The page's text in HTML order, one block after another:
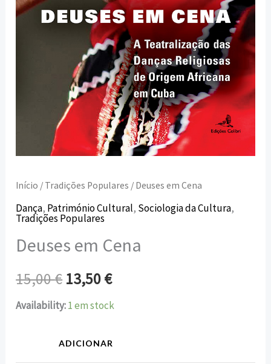
Início / Tradições Populares / Deuses em Cena
Dança, Património Cultural, Sociologia da Cultura,
Tradições Populares
Deuses em Cena
15,00€ 13,50€
Availability:1 em stock
ADICIONAR